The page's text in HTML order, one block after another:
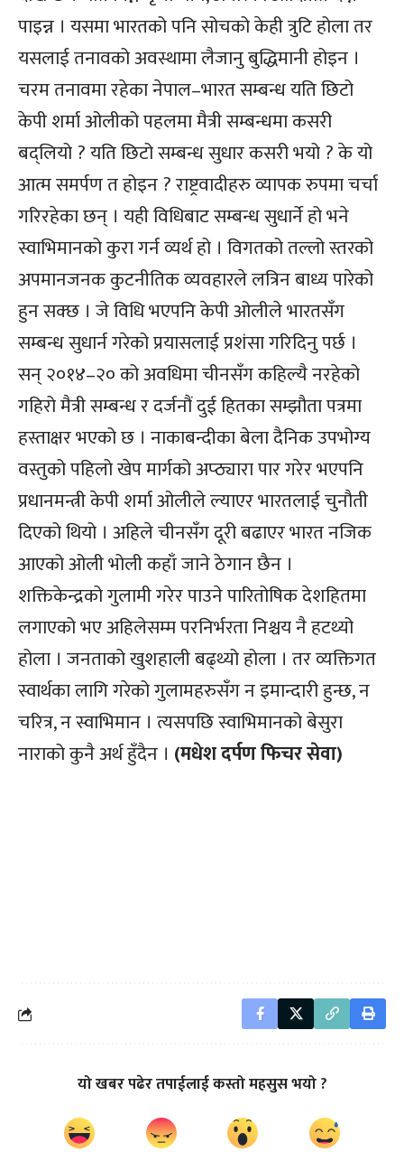
पाइन्न । यसमा भारतको पनि सोचको केही त्रुटि होला तर
यसलाई तनावको अवस्थामा लैजानु बुद्धिमानी होइन ।
चरम तनावमा रहेका नेपाल–भारत सम्बन्ध यति छिटो
केपी शर्मा ओलीको पहलमा मैत्री सम्बन्धमा कसरी
बद्लियो ? यति छिटो सम्बन्ध सुधार कसरी भयो ? के यो
आत्म समर्पण त होइन ? राष्ट्रवादीहरु व्यापक रुपमा चर्चा
गरिरहेका छन् । यही विधिबाट सम्बन्ध सुधार्ने हो भने
स्वाभिमानको कुरा गर्न व्यर्थ हो । विगतको तल्लो स्तरको
अपमानजनक कुटनीतिक व्यवहारले लत्रिन बाध्य पारेको
हुन सक्छ । जे विधि भएपनि केपी ओलीले भारतसँग
सम्बन्ध सुधार्न गरेको प्रयासलाई प्रशंसा गरिदिनु पर्छ ।
सन् २०१४–२० को अवधिमा चीनसँग कहिल्यै नरहेको
गहिरो मैत्री सम्बन्ध र दर्जनौं दुई हितका सम्झौता पत्रमा
हस्ताक्षर भएको छ । नाकाबन्दीका बेला दैनिक उपभोग्य
वस्तुको पहिलो खेप मार्गको अप्ठ्यारा पार गरेर भएपनि
प्रधानमन्त्री केपी शर्मा ओलीले ल्याएर भारतलाई चुनौती
दिएको थियो । अहिले चीनसँग दूरी बढाएर भारत नजिक
आएको ओली भोली कहाँ जाने ठेगान छैन ।
शक्तिकेन्द्रको गुलामी गरेर पाउने पारितोषिक देशहितमा
लगाएको भए अहिलेसम्म परनिर्भरता निश्चय नै हटथ्यो
होला । जनताको खुशहाली बढ्थ्यो होला । तर व्यक्तिगत
स्वार्थका लागि गरेको गुलामहरुसँग न इमान्दारी हुन्छ, न
चरित्र, न स्वाभिमान । त्यसपछि स्वाभिमानको बेसुरा
नाराको कुनै अर्थ हुँदैन । (मधेश दर्पण फिचर सेवा)
यो खबर पढेर तपाईलाई कस्तो महसुस भयो ?